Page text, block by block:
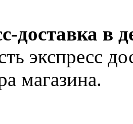
доставка в
экспресс
магазина.